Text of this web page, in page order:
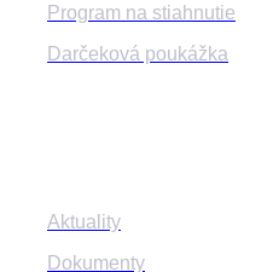
Program na stiahnutie
Darčeková poukážka
Aktuality
Dokumenty